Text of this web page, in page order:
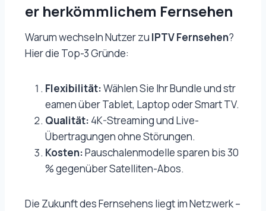
er herkömmlichem Fernsehen
Warum wechseln Nutzer zu IPTV Fernsehen?
Hier die Top-3 Gründe:
Flexibilität:Wählen Sie Ihr Bundle und str
eamen über Tablet, Laptop oder Smart TV.
Qualität: 4K-Streaming und Live-
Übertragungen ohne Störungen.
Kosten:Pauschalenmodelle sparen bis 30
% gegenüber Satelliten-Abos.
Die Zukunft des Fernsehens liegt im Netzwerk –